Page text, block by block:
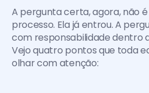
A pergunta certa, agora, não
processo. Ela já entrou. A
com responsabilidade dentro
Vejo quatro pontos que toda
olhar com atenção: